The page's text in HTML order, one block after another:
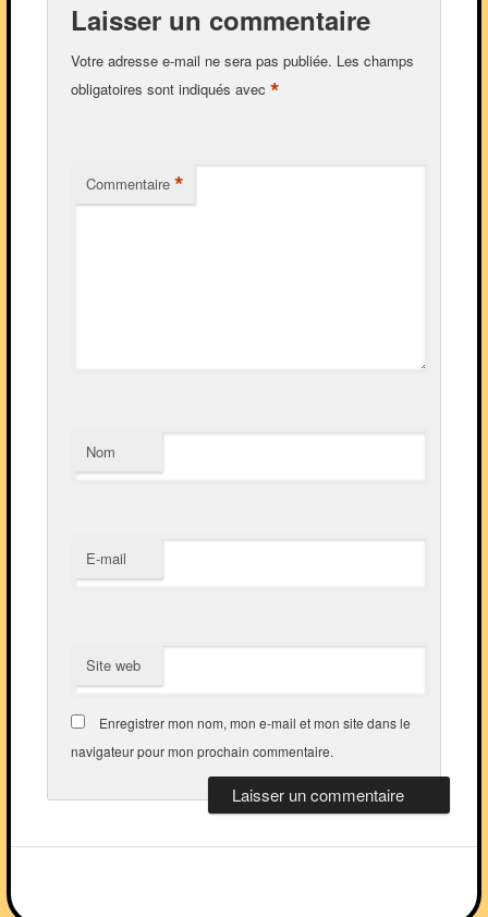
Laisser un commentaire
Votre adresse e-mail ne sera pas publiée. Les champs
obligatoires sont indiqués avec *
Commentaire *
Nom
E-mail
Site web
Enregistrer mon nom, mon e-mail et mon site dans le
navigateur pour mon prochain commentaire.